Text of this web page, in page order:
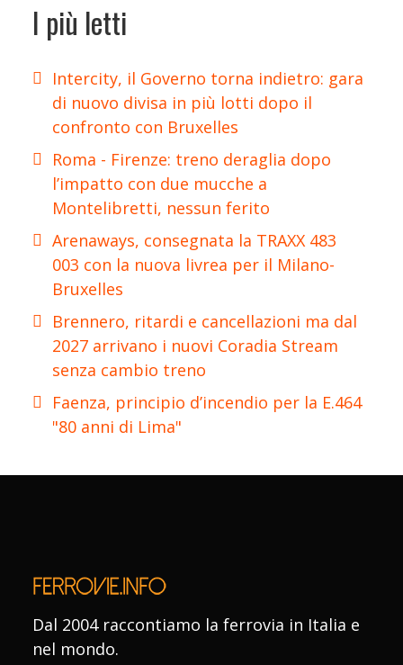
I più letti
Intercity, il Governo torna indietro: gara
di nuovo divisa in più lotti dopo il
confronto con Bruxelles
Roma - Firenze: treno deraglia dopo
l’impatto con due mucche a
Montelibretti, nessun ferito
Arenaways, consegnata la TRAXX 483
003 con la nuova livrea per il Milano-
Bruxelles
Brennero, ritardi e cancellazioni ma dal
2027 arrivano i nuovi Coradia Stream
senza cambio treno
Faenza, principio d’incendio per la E.464
"80 anni di Lima"
Dal 2004 raccontiamo la ferrovia in Italia e
nel mondo.